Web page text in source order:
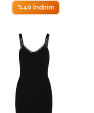
%40 İndirim